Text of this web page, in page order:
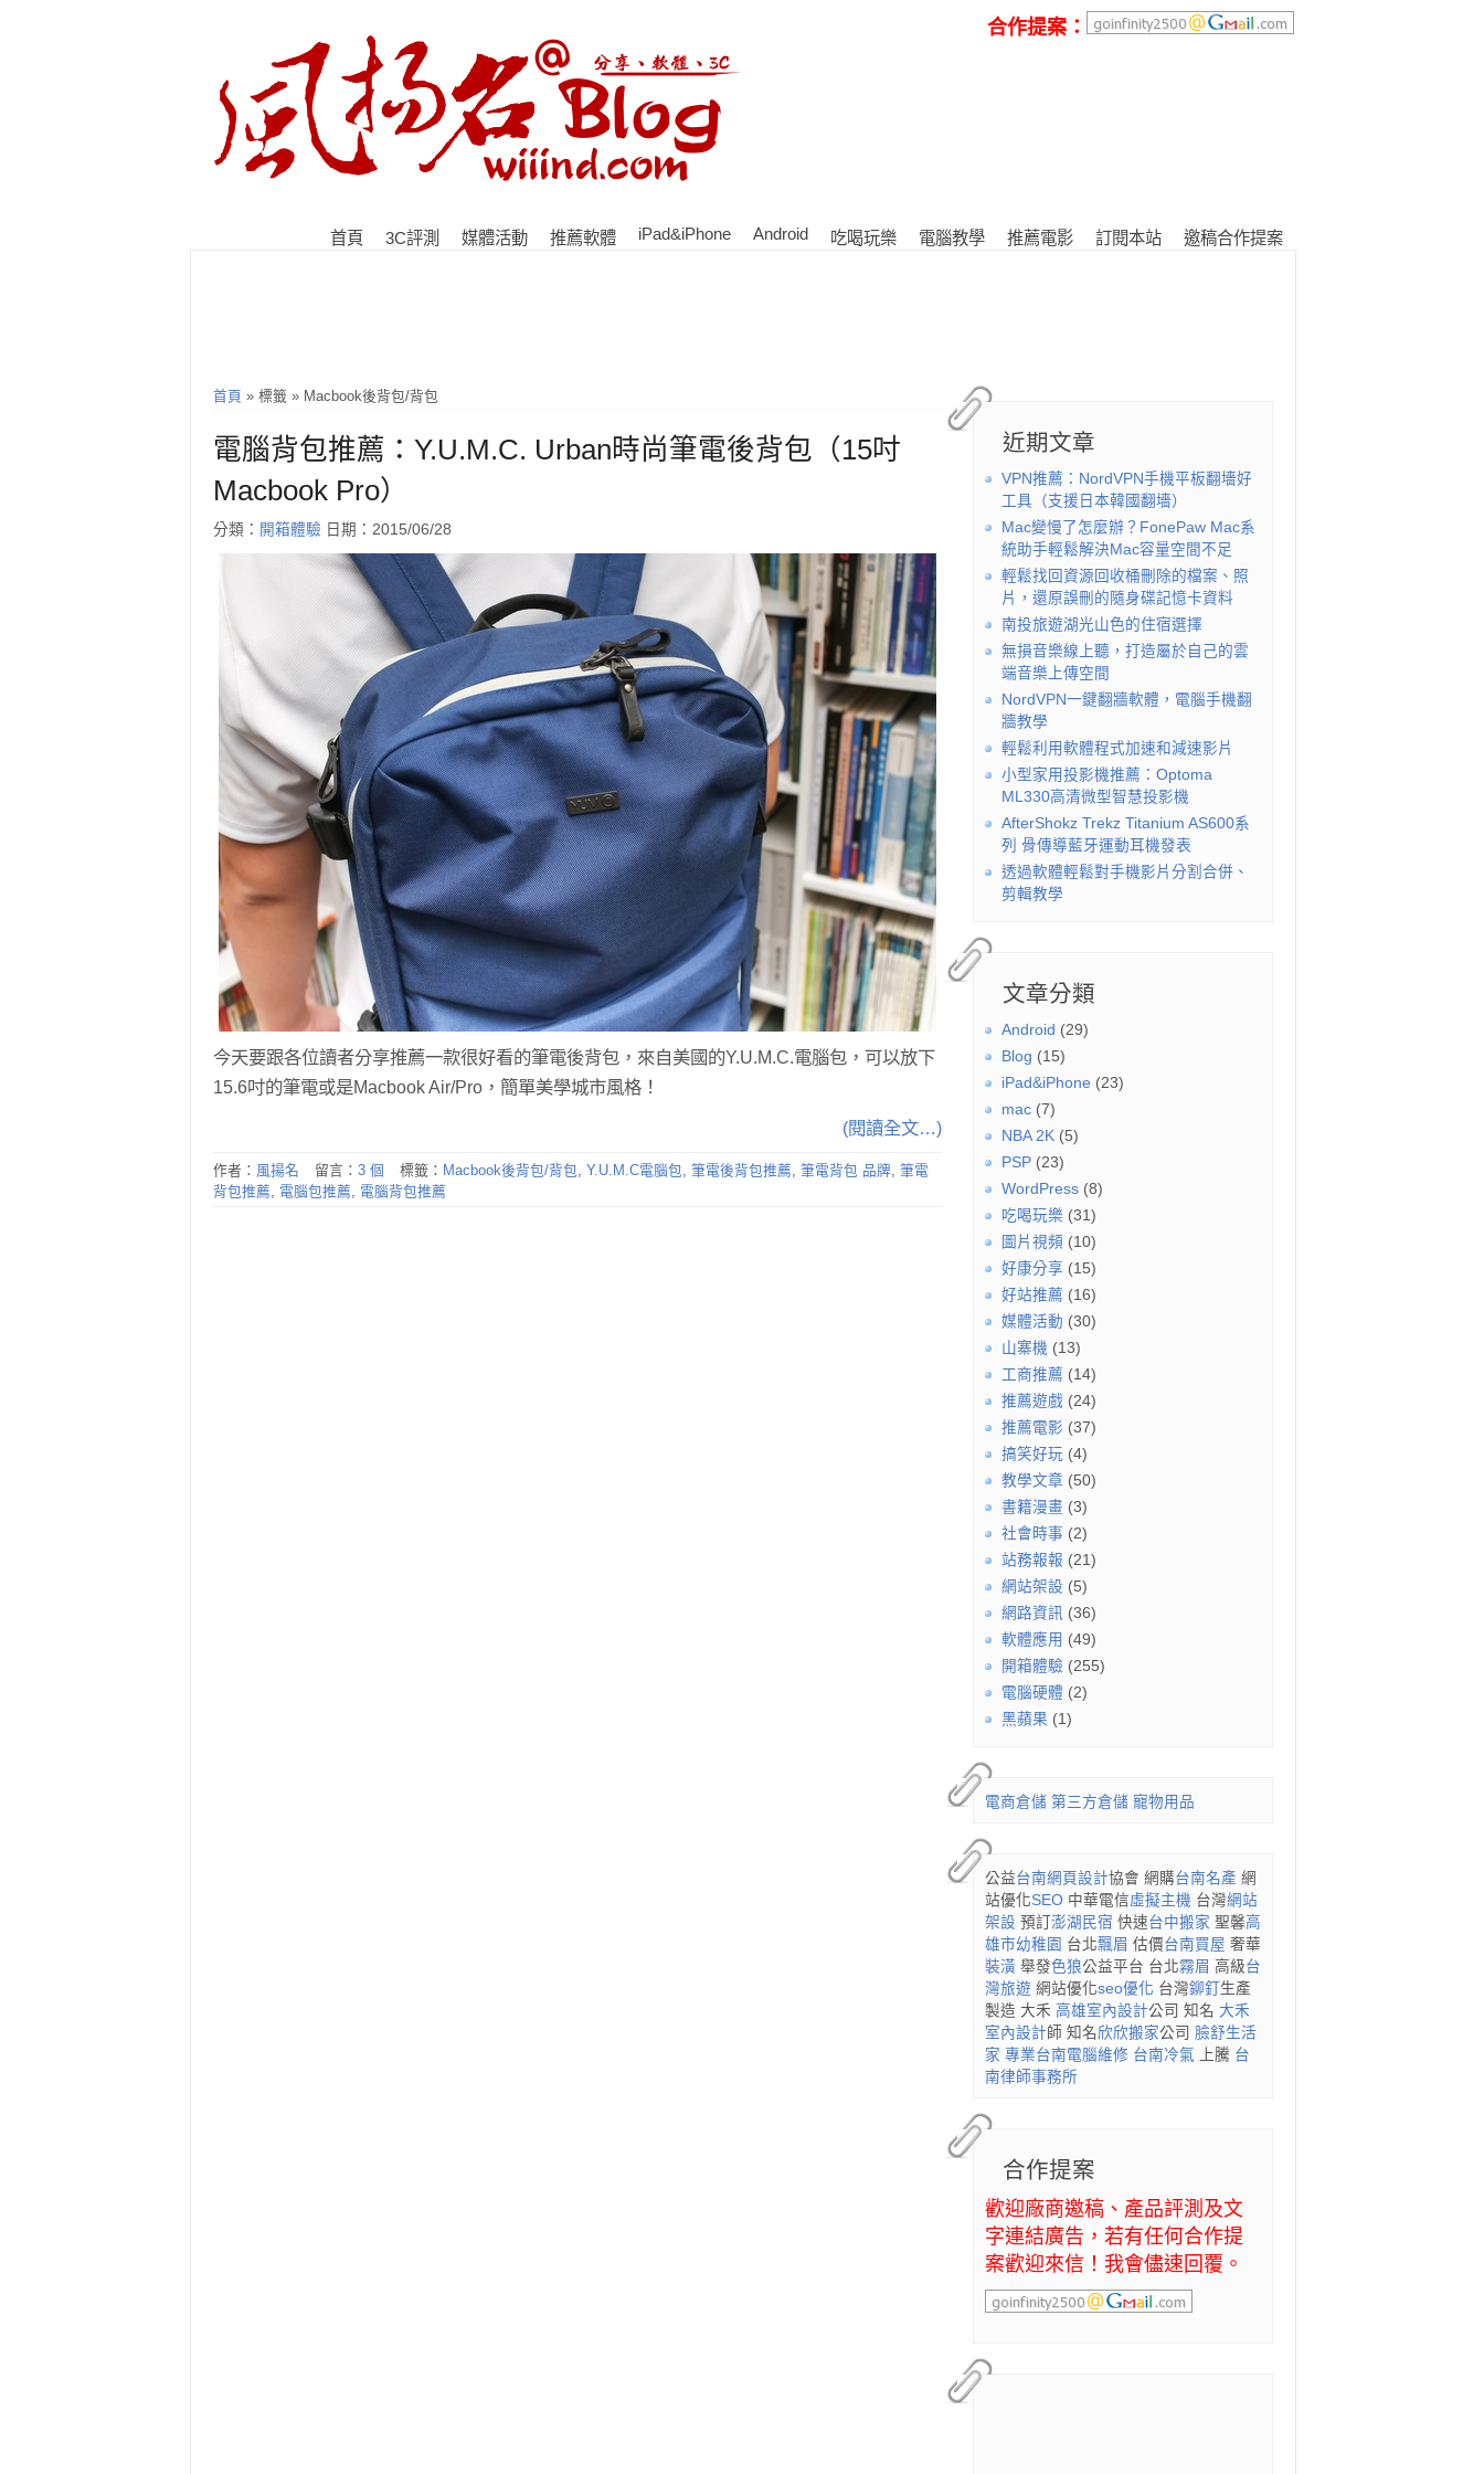
合作提案：
首頁 3C評測 媒體活動 推薦軟體 iPad&iPhone Android 吃喝玩樂 電腦教學 推薦電影 訂閱本站 邀稿合作提案
近期文章
VPN推薦：NordVPN手機平板翻墻好
工具（支援日本韓國翻墻）
Mac變慢了怎麼辦？FonePaw Mac系
統助手輕鬆解決Mac容量空間不足
輕鬆找回資源回收桶刪除的檔案、照
片，還原誤刪的隨身碟記憶卡資料
南投旅遊湖光山色的住宿選擇
無損音樂線上聽，打造屬於自己的雲
端音樂上傳空間
NordVPN一鍵翻牆軟體，電腦手機翻
牆教學
輕鬆利用軟體程式加速和減速影片
小型家用投影機推薦：Optoma
ML330高清微型智慧投影機
AfterShokz Trekz Titanium AS600系
列 骨傳導藍牙運動耳機發表
透過軟體輕鬆對手機影片分割合併、
剪輯教學
文章分類
Android (29)
Blog (15)
iPad&iPhone (23)
mac (7)
NBA 2K (5)
PSP (23)
WordPress (8)
吃喝玩樂 (31)
圖片視頻 (10)
好康分享 (15)
好站推薦 (16)
媒體活動 (30)
山寨機 (13)
工商推薦 (14)
推薦遊戲 (24)
推薦電影 (37)
搞笑好玩 (4)
教學文章 (50)
書籍漫畫 (3)
社會時事 (2)
站務報報 (21)
網站架設 (5)
網路資訊 (36)
軟體應用 (49)
開箱體驗 (255)
電腦硬體 (2)
黑蘋果 (1)
電商倉儲 第三方倉儲 寵物用品
公益台南網頁設計協會 網購台南名產 網
站優化SEO 中華電信虛擬主機 台灣網站
架設 預訂 澎湖民宿 快速台中搬家 聖馨高
雄市幼稚園 台北飄眉 估價台南買屋 奢華
裝潢 舉發色狼公益平台 台北霧眉 高級台
灣旅遊 網站優化seo優化 台灣鉚釘 生產
製造 大禾 高雄室內設計公司 知名 大禾
室內設計 師 知名欣欣搬家公司 臉舒生活
家 專業台南電腦維修 台南冷氣 上騰 台
南律師事務所
合作提案
歡迎廠商邀稿、產品評測及文
字連結廣告，若有任何合作提
案歡迎來信！我會儘速回覆。
首頁 » 標籤 » Macbook後背包/背包
電腦背包推薦：Y.U.M.C. Urban時尚筆電後背包（15吋
Macbook Pro）
分類： 開箱體驗 日期：2015/06/28
今天要跟各位讀者分享推薦一款很好看的筆電後背包，來自美國的Y.U.M.C.電腦包，可以放下
15.6吋的筆電或是Macbook Air/Pro，簡單美學城市風格！
(閱讀全文…)
作者： 風揚名 留言： 3 個 標籤： Macbook後背包/背包, Y.U.M.C電腦包, 筆電後背包推薦, 筆電背包 品牌, 筆電
背包推薦, 電腦包推薦, 電腦背包推薦